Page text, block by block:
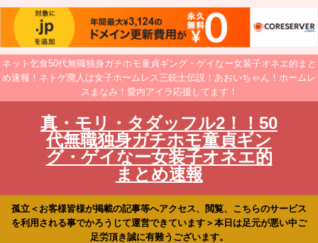
ネット乞食50代無職独身ガチホモ童貞ギング・ゲイなー女装子オネエ的まと
め速報！ネトゲ廃人は女子ホームレス三銃士伝説！あおいちゃん！ホームレ
スまなみ！愛内アイラ応援してます！
真・モリ・タダッフル2！！50
代無職独身ガチホモ童貞ギン
グ・ゲイなー女装子オネエ的
まとめ速報
孤立＜お客様皆様が掲載の記事等へアクセス、閲覧、こちらのサービス
を利用される事でかろうじて運営できています＞本日は足元が悪い中ご
足労頂き誠に有難うございます。